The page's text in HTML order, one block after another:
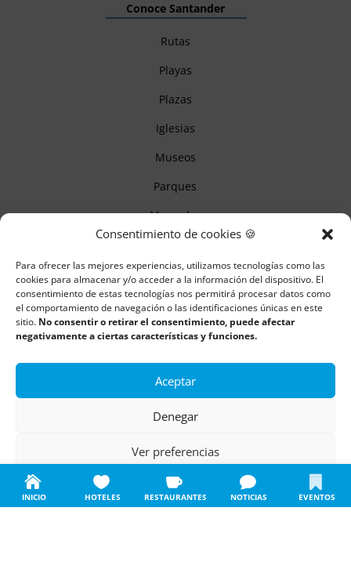
Consentimiento de cookies 🍪
Para ofrecer las mejores experiencias, utilizamos tecnologías como las
cookies para almacenar y/o acceder a la información del dispositivo. El
consentimiento de estas tecnologías nos permitirá procesar datos como
el comportamiento de navegación o las identificaciones únicas en este
sitio. No consentir o retirar el consentimiento, puede afectar
negativamente a ciertas características y funciones.
Aceptar
Denegar
Ver preferencias
Política de cookies Política de privacidad Aviso legal
INICIO HOTELES RESTAURANTES NOTICIAS EVENTOS
Conoce Santander
Rutas
Playas
Plazas
Iglesias
Museos
Parques
Mercados
Monumentos
Descubre Cantabria
Información
Aviso legal
Política de privacidad